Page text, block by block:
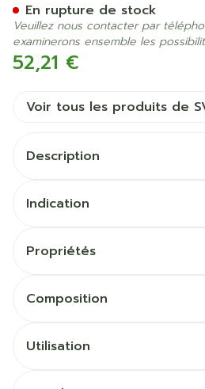
52,21 €
En rupture de stock
Veuillez nous contacter par
examinerons ensemble les
Voir tous les produits de
Description
Indication
Propriétés
Composition
Utilisation